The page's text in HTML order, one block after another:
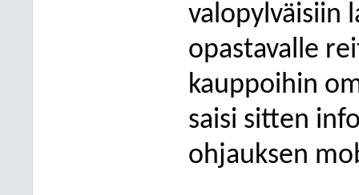
valopylväisiin
opastavalle
kauppoihin
saisi sitten
ohjauksen